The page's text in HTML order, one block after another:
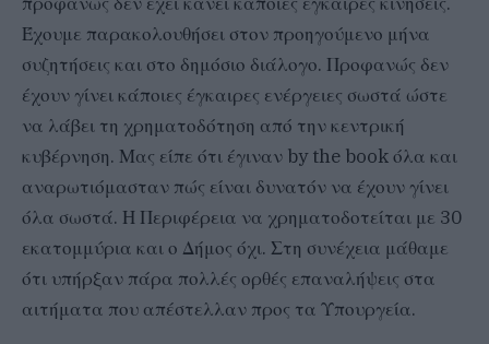
Έχουμε παρακολουθήσει στον προηγούμενο μήνα
συζητήσεις και στο δημόσιο διάλογο. Προφανώς δεν
έχουν γίνει κάποιες έγκαιρες ενέργειες σωστά ώστε
να λάβει τη χρηματοδότηση από την κεντρική
κυβέρνηση. Μας είπε ότι έγιναν by the book όλα και
αναρωτιόμασταν πώς είναι δυνατόν να έχουν γίνει
όλα σωστά. Η Περιφέρεια να χρηματοδοτείται με 30
εκατομμύρια και ο Δήμος όχι. Στη συνέχεια μάθαμε
ότι υπήρξαν πάρα πολλές ορθές επαναλήψεις στα
αιτήματα που απέστελλαν προς τα Υπουργεία.